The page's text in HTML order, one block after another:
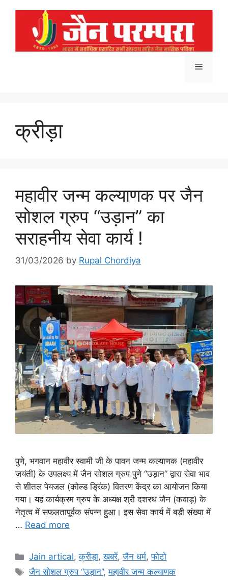
Menu
क्रीड़ा
महावीर जन्म कल्याणक पर जैन
सोशल ग्रुप “उड़ान” का
सराहनीय सेवा कार्य !
31/03/2026 by Rupal Chordiya
पुणे, भगवान महावीर स्वामी जी के पावन जन्म कल्याणक (महावीर
जयंती) के उपलक्ष्य में जैन सोशल ग्रुप पुणे “उड़ान” द्वारा सेवा भाव
से शीतल पेयजल (कोल्ड ड्रिंक) वितरण केंद्र का आयोजन किया
गया। यह कार्यक्रम ग्रुप के अध्यक्ष श्री दशरथ जैन (कवाड़) के
नेतृत्व में सफलतापूर्वक संपन्न हुआ। इस सेवा कार्य में बड़ी संख्या में
… Read more
Categories
Jain artical,क्रीड़ा,खबरें,जैन धर्म,फोटो
Tags
जैन सोशल ग्रुप “उड़ान”,महावीर जन्म कल्याणक